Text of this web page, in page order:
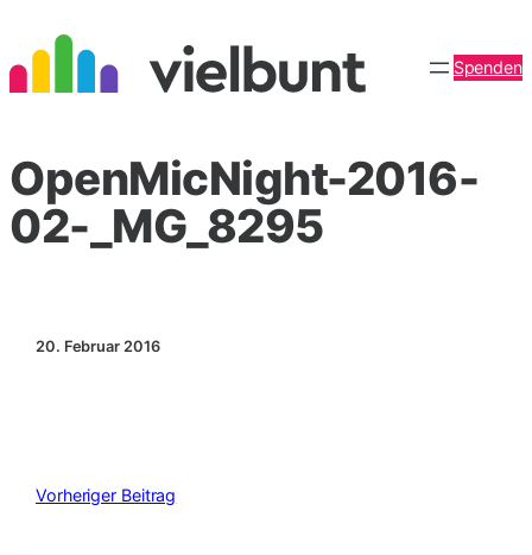
Inhalt
springen
Spenden
OpenMicNight-2016-
02-_MG_8295
20. Februar 2016
Vorheriger Beitrag